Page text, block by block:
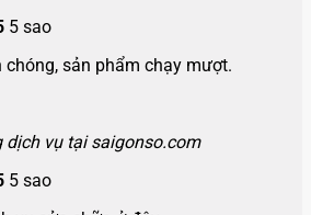
5 sao
sản phẩm chạy mượt.
dịch vụ tại saigonso.com
5 sao